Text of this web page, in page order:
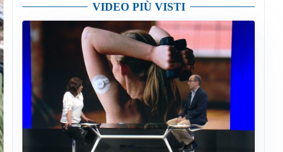
VIDEO PIÙ VISTI